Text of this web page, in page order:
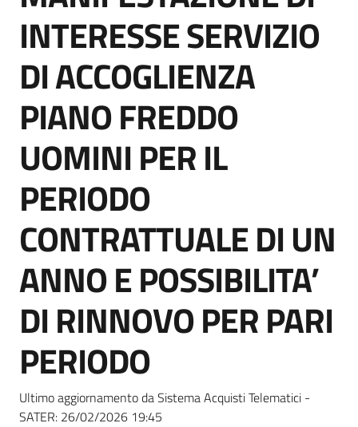
Supporto
Piattaforme
telematiche
English
site
Seguici
su
INTERESSE SERVIZIO
DI ACCOGLIENZA
PIANO FREDDO
UOMINI PER IL
PERIODO
CONTRATTUALE DI UN
ANNO E POSSIBILITA’
DI RINNOVO PER PARI
PERIODO
Ultimo aggiornamento da Sistema Acquisti Telematici -
SATER: 26/02/2026 19:45